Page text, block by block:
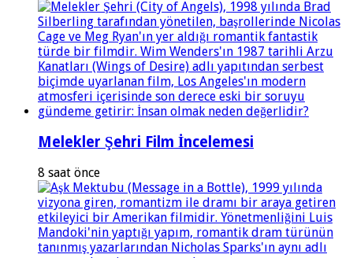
Melekler Şehri Film İncelemesi
8 saat önce